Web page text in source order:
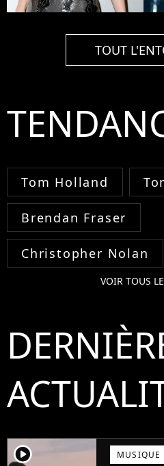
TOUT
Tom Holland
Brendan Fraser
Christopher Nolan
VOIR TOUS
player2 MUSIQUE